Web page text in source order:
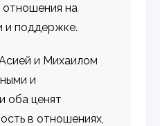
отношения на
и поддержке.
и Михаилом
и
оба ценят
в отношениях,